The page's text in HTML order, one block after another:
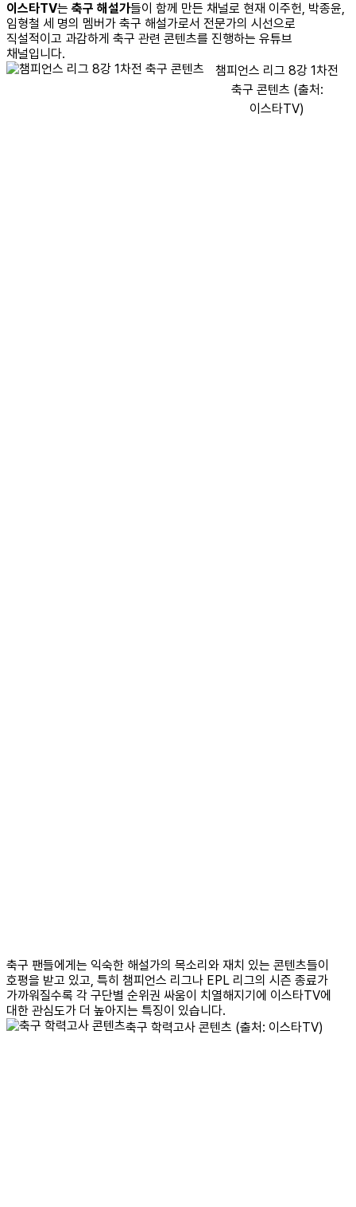
이스타TV는 축구 해설가들이 함께 만든 채널로 현재 이주헌, 박종윤,
임형철 세 명의 멤버가 축구 해설가로서 전문가의 시선으로
직설적이고 과감하게 축구 관련 콘텐츠를 진행하는 유튜브
채널입니다.
챔피언스 리그 8강 1차전
축구 콘텐츠 (출처:
이스타TV)
축구 팬들에게는 익숙한 해설가의 목소리와 재치 있는 콘텐츠들이
호평을 받고 있고, 특히 챔피언스 리그나 EPL 리그의 시즌 종료가
가까워질수록 각 구단별 순위권 싸움이 치열해지기에 이스타TV에
대한 관심도가 더 높아지는 특징이 있습니다.
축구 학력고사 콘텐츠 (출처: 이스타TV)